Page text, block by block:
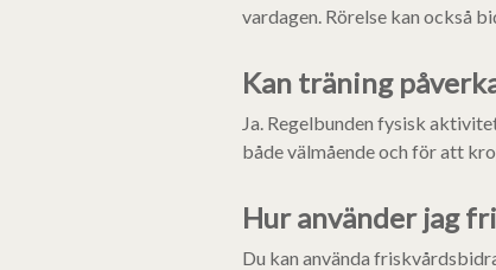
vardagen. Rörelse kan också
Kan träning
Ja. Regelbunden fysisk
både välmående och för att
Hur använder jag
Du kan använda